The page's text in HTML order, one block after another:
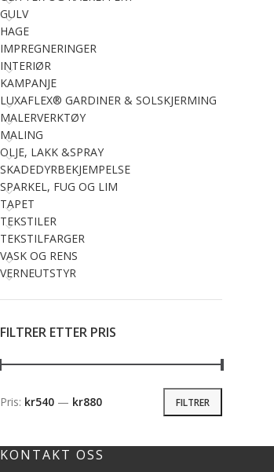
GULV
HAGE
IMPREGNERINGER
INTERIØR
KAMPANJE
LUXAFLEX® GARDINER & SOLSKJERMING
MALERVERKTØY
MALING
OLJE, LAKK &SPRAY
SKADEDYRBEKJEMPELSE
SPARKEL, FUG OG LIM
TAPET
TEKSTILER
TEKSTILFARGER
VASK OG RENS
VERNEUTSTYR
FILTRER ETTER PRIS
FILTRER
Pris: kr540 — kr880
KONTAKT OSS